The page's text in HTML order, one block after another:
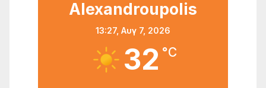
Alexandroupolis
13:27, Αυγ 7, 2026
32 °C